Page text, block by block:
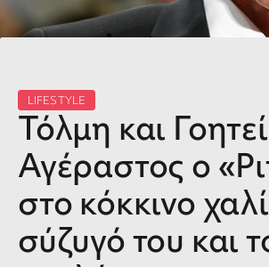
LIFESTYLE
Τόλμη και
Αγέραστος ο
στο κόκκινο
σύζυγό του και